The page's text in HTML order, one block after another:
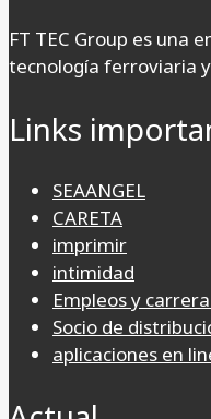
FT TEC Group es una
tecnología ferroviaria
Links
SEAANGEL
CARETA
imprimir
intimidad
Empleos y
Socio de
aplicaciones en